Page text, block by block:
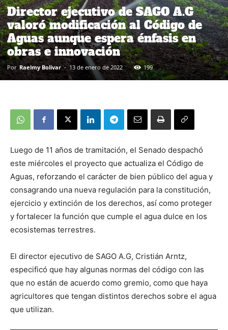
Director ejecutivo de SAGO A.G
valoró modificación al Código de
Aguas aunque espera énfasis en
obras e innovación
Por Raelmy Bolivar - 13 de enero de 2022 199
Luego de 11 años de tramitación, el Senado despachó
este miércoles el proyecto que actualiza el Código de
Aguas, reforzando el carácter de bien público del agua y
consagrando una nueva regulación para la constitución,
ejercicio y extinción de los derechos, así como proteger
y fortalecer la función que cumple el agua dulce en los
ecosistemas terrestres.
El director ejecutivo de SAGO A.G, Cristián Arntz,
especificó que hay algunas normas del código con las
que no están de acuerdo como gremio, como que haya
agricultores que tengan distintos derechos sobre el agua
que utilizan.